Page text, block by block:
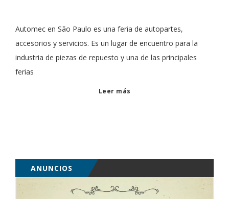
Automec en São Paulo es una feria de autopartes,
accesorios y servicios. Es un lugar de encuentro para la
industria de piezas de repuesto y una de las principales
ferias
Leer más
ANUNCIOS